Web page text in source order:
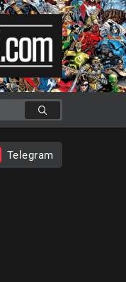
Telegram